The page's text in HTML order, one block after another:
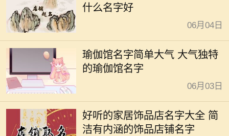
什么名字好
06月04日
瑜伽馆名字简单大气 大气独特
的瑜伽馆名字
06月03日
好听的家居饰品店名字大全 简
洁有内涵的饰品店铺名字